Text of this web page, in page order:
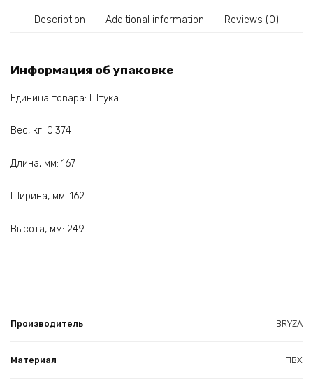
Description Additional information Reviews (0)
Информация об упаковке
Единица товара: Штука
Вес, кг: 0.374
Длина, мм: 167
Ширина, мм: 162
Высота, мм: 249
Производитель BRYZA
Материал ПВХ